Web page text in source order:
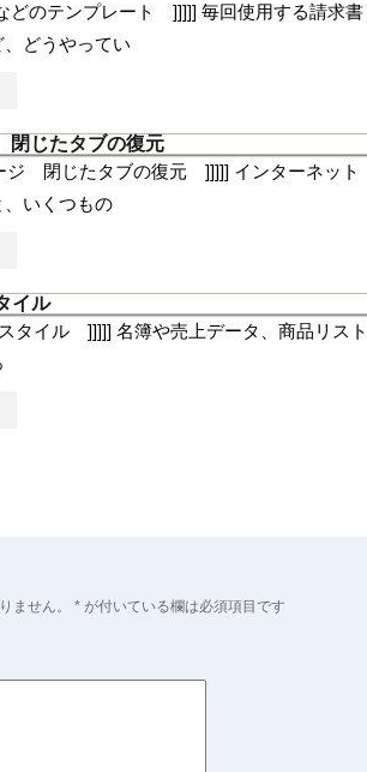
のテンプレート ]]]]] 毎回使用する請求書
どうやってい
じたタブの復元
閉じたタブの復元 ]]]]] インターネット
、いくつもの
イル
タイル ]]]]] 名簿や売上データ、商品リスト
ません。 * が付いている欄は必須項目です